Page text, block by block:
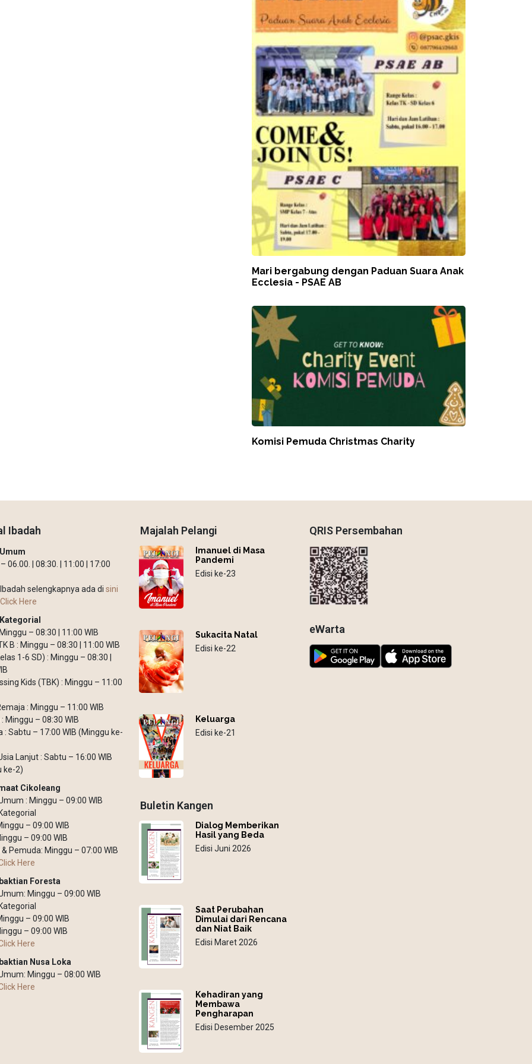
Mari bergabung dengan Paduan Suara Anak
Ecclesia - PSAE AB
Komisi Pemuda Christmas Charity
Ibadah
06.00. | 08:30. | 11:00 | 17:00
selengkapnya ada di sini
Click Here
– 08:30 | 11:00 WIB
B : Minggu – 08:30 | 11:00 WIB
1-6 SD) : Minggu – 08:30 |
Kids (TBK) : Minggu – 11:00
: Minggu – 11:00 WIB
Minggu – 08:30 WIB
: Sabtu – 17:00 WIB (Minggu ke-
Lanjut : Sabtu – 16:00 WIB
ke-2)
Cikoleang
: Minggu – 09:00 WIB
– 09:00 WIB
– 09:00 WIB
& Pemuda: Minggu – 07:00 WIB
Here
Foresta
Minggu – 09:00 WIB
– 09:00 WIB
– 09:00 WIB
Here
Nusa Loka
Minggu – 08:00 WIB
Here
Majalah Pelangi
Imanuel di Masa
Pandemi
Edisi ke-23
Sukacita Natal
Edisi ke-22
Keluarga
Edisi ke-21
Buletin Kangen
Dialog Memberikan
Hasil yang Beda
Edisi Juni 2026
Saat Perubahan
Dimulai dari Rencana
dan Niat Baik
Edisi Maret 2026
Kehadiran yang
Membawa
Pengharapan
Edisi Desember 2025
QRIS Persembahan
eWarta